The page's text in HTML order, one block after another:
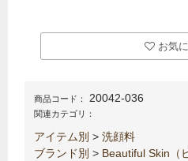
お気
商品コード： 20042-036
関連カテゴリ：
アイテム別 > 洗顔料
ブランド別 > Beautiful Skin（